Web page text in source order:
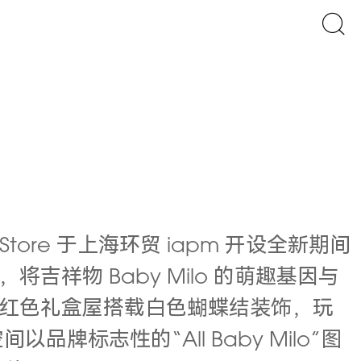
于上海环贸 iapm 开设全新期间
将吉祥物 Baby Milo 的萌趣基因与
色礼盒屋搭载白色蝴蝶结装饰，玩
以品牌标志性的“All Baby Milo”图